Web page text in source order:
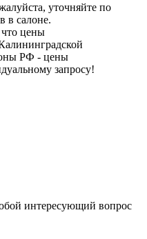
уточняйте по
в салоне.
цены
РФ - цены
запросу!
интересующий вопрос